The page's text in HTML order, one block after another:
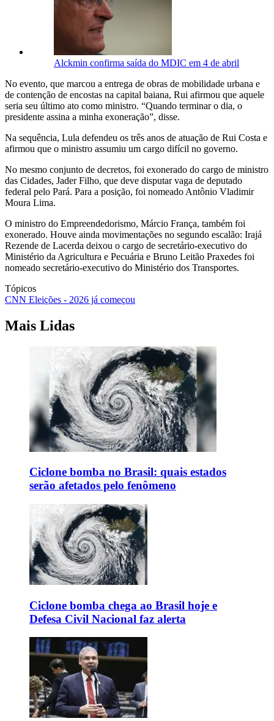
Alckmin confirma saída do MDIC em 4 de abril
No evento, que marcou a entrega de obras de mobilidade urbana e
de contenção de encostas na capital baiana, Rui afirmou que aquele
seria seu último ato como ministro. “Quando terminar o dia, o
presidente assina a minha exoneração”, disse.
Na sequência, Lula defendeu os três anos de atuação de Rui Costa e
afirmou que o ministro assumiu um cargo difícil no governo.
No mesmo conjunto de decretos, foi exonerado do cargo de ministro
das Cidades, Jader Filho, que deve disputar vaga de deputado
federal pelo Pará. Para a posição, foi nomeado Antônio Vladimir
Moura Lima.
O ministro do Empreendedorismo, Márcio França, também foi
exonerado. Houve ainda movimentações no segundo escalão: Irajá
Rezende de Lacerda deixou o cargo de secretário-executivo do
Ministério da Agricultura e Pecuária e Bruno Leitão Praxedes foi
nomeado secretário-executivo do Ministério dos Transportes.
Tópicos
CNN Eleições - 2026 já começou
Mais Lidas
Ciclone bomba no Brasil: quais estados
serão afetados pelo fenômeno
Ciclone bomba chega ao Brasil hoje e
Defesa Civil Nacional faz alerta